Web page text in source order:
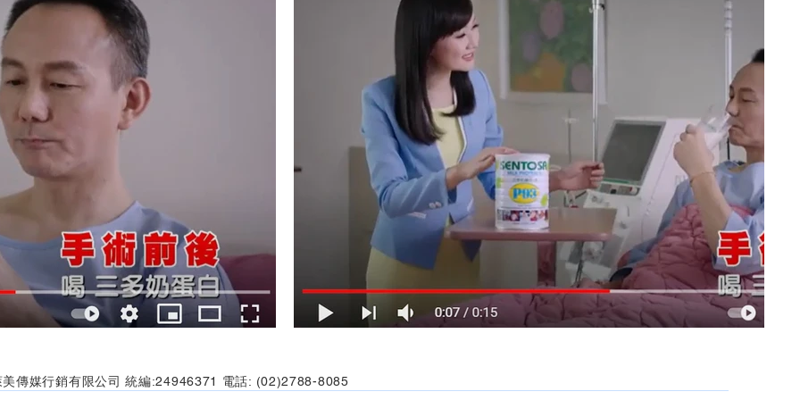
美傳媒行銷有限公司 統編:24946371 電話: (02)2788-8085